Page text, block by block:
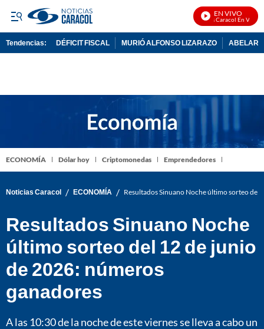
EN VIVO
Noticias Caracol En Vivo
Tendencias: DÉFICIT FISCAL MURIÓ ALFONSO LIZARAZO
ECONOMÍA Dólar hoy Criptomonedas Emprendedores
Noticias Caracol / ECONOMÍA / Resultados Sinuano Noche último sorteo del
Resultados Sinuano Noche
último sorteo del 12 de junio
de 2026: números
ganadores
A las 10:30 de la noche de este viernes se lleva a cabo un